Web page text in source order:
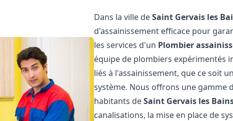
Dans la ville deSaint Gervais les
d'assainissement efficace pour
les services d'un Plombier
équipe de plombiers expérimentés
liés à l'assainissement, que ce soit
système. Nous offrons une gamme
habitants deSaint Gervais les
canalisations, la mise en place de